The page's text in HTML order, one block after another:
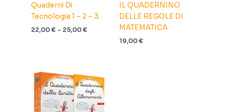
Quaderni Di
Tecnologia 1 – 2 – 3
22,00€ - 25,00€Fascia
25,00 €
IL QUADERNINO
DELLE REGOLE DI
MATEMATICA
19,00€